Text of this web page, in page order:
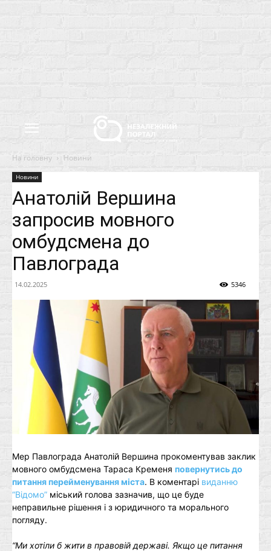
На головну Новини
Новини
Анатолій Вершина
запросив мовного
омбудсмена до
Павлограда
14.02.2025 5346
Мер Павлограда Анатолій Вершина прокоментував заклик
мовного омбудсмена Тараса Кременя повернутись до
питання перейменування міста. В коментарі виданню
“Відомо” міський голова зазначив, що це буде
неправильне рішення і з юридичного та морального
погляду.
“Ми хотіли б жити в правовій державі. Якщо це питання